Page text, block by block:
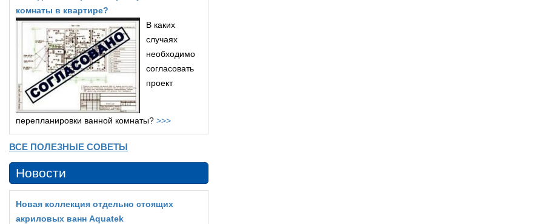
комнаты в квартире?
В каких
случаях
необходимо
согласовать
проект
перепланировки ванной комнаты? >>>
ВСЕ ПОЛЕЗНЫЕ СОВЕТЫ
Новости
Новая коллекция отдельно стоящих
акриловых ванн Aquatek